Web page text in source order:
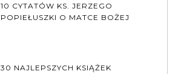
10 CYTATÓW KS. JERZEGO
POPIEŁUSZKI O MATCE BOŻEJ
30 NAJLEPSZYCH KSIĄŻEK